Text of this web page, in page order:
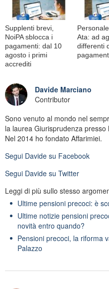
Supplenti brevi,
NoiPA sblocca i
pagamenti: dal 10
agosto i primi
accrediti
Ata: ad
differenti
Davide Marciano
Contributor
Sono venuto al mondo nel
la laurea Giurisprudenza
Nel 2014 ho fondato Affarimiei.
Segui Davide su Facebook
Segui Davide su Twitter
Leggi di più sullo stesso
Ultime pensioni precoci: è
Ultime notizie pensioni
novità entro quando?
Pensioni precoci, la riforma
Palazzo